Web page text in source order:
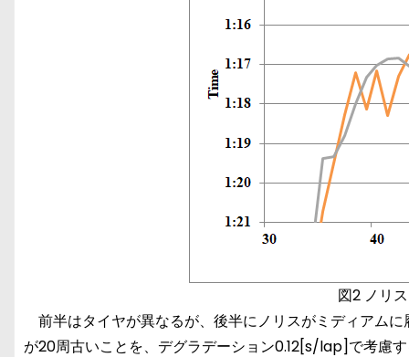
図2 ノリ
前半はタイヤが異なるが、後半にノリスがミディアム
が20周古いことを、デグラデーション0.12[s/lap]で考慮